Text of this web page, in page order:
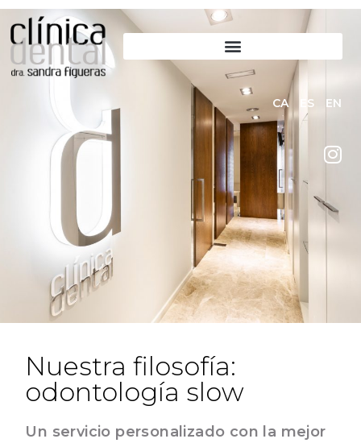
CA ES EN
Nuestra filosofía:
odontología slow
Un servicio personalizado con la mejor